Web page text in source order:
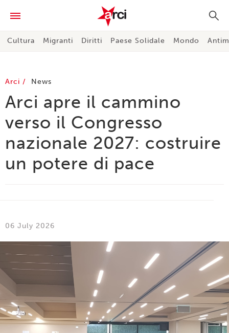
Cultura Migranti Diritti Paese Solidale Mondo
Arci News
Arci apre il cammino
verso il Congresso
nazionale 2027: costruire
un potere di pace
06 July 2026